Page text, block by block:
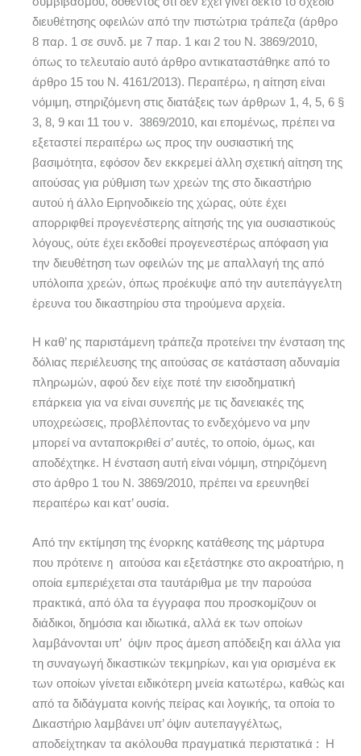
διευθέτησης οφειλών από την πιστώτρια τράπεζα (άρθρο
8 παρ. 1 σε συνδ. με 7 παρ. 1 και 2 του Ν. 3869/2010,
όπως το τελευταίο αυτό άρθρο αντικαταστάθηκε από το
άρθρο 15 του Ν. 4161/2013). Περαιτέρω, η αίτηση είναι
νόμιμη, στηριζόμενη στις διατάξεις των άρθρων 1, 4, 5, 6 §
3, 8, 9 και 11 του ν. 3869/2010, και επομένως, πρέπει να
εξεταστεί περαιτέρω ως προς την ουσιαστική της
βασιμότητα, εφόσον δεν εκκρεμεί άλλη σχετική αίτηση της
αιτούσας για ρύθμιση των χρεών της στο δικαστήριο
αυτού ή άλλο Ειρηνοδικείο της χώρας, ούτε έχει
απορριφθεί προγενέστερης αίτησής της για ουσιαστικούς
λόγους, ούτε έχει εκδοθεί προγενεστέρως απόφαση για
την διευθέτηση των οφειλών της με απαλλαγή της από
υπόλοιπα χρεών, όπως προέκυψε από την αυτεπάγγελτη
έρευνα του δικαστηρίου στα τηρούμενα αρχεία.
Η καθ’ ης παριστάμενη τράπεζα προτείνει την ένσταση της
δόλιας περιέλευσης της αιτούσας σε κατάσταση αδυναμία
πληρωμών, αφού δεν είχε ποτέ την εισοδηματική
επάρκεια για να είναι συνεπής με τις δανειακές της
υποχρεώσεις, προβλέποντας το ενδεχόμενο να μην
μπορεί να ανταποκριθεί σ’ αυτές, το οποίο, όμως, και
αποδέχτηκε. Η ένσταση αυτή είναι νόμιμη, στηριζόμενη
στο άρθρο 1 του Ν. 3869/2010, πρέπει να ερευνηθεί
περαιτέρω και κατ’ ουσία.
Από την εκτίμηση της ένορκης κατάθεσης της μάρτυρα
που πρότεινε η αιτούσα και εξετάστηκε στο ακροατήριο, η
οποία εμπεριέχεται στα ταυτάριθμα με την παρούσα
πρακτικά, από όλα τα έγγραφα που προσκομίζουν οι
διάδικοι, δημόσια και ιδιωτικά, αλλά εκ των οποίων
λαμβάνονται υπ’ όψιν προς άμεση απόδειξη και άλλα για
τη συναγωγή δικαστικών τεκμηρίων, και για ορισμένα εκ
των οποίων γίνεται ειδικότερη μνεία κατωτέρω, καθώς και
από τα διδάγματα κοινής πείρας και λογικής, τα οποία το
Δικαστήριο λαμβάνει υπ’ όψιν αυτεπαγγέλτως,
αποδείχτηκαν τα ακόλουθα πραγματικά περιστατικά : Η